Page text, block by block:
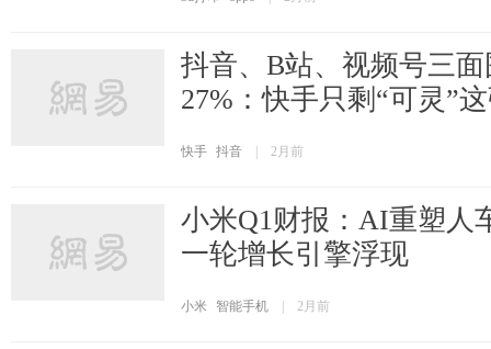
抖音、B站、视频号三
27%：快手只剩“可灵”
快手 抖音 2月前
小米Q1财报：AI重塑人
一轮增长引擎浮现
小米 智能手机 2月前